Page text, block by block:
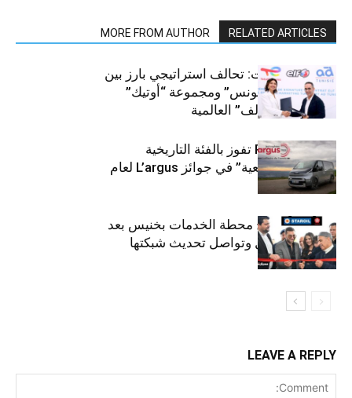
RELATED ARTICLES
MORE FROM AUTHOR
قطاع السيارات: تحالف استراتيجي بارز بين
“توتال إنرجيز تونس” ومجموعة “أوتيك”
لتوزيع زيوت “إلف” العالمية
كيا PV5 Cargo تفوز بالفئة التاريخية
“للمركبات النفعية” في جوائز L’argus لعام
2026
ستارأويل تفتتح محطة الخدمات بخنيس بعد
تجديدهابالكامل وتواصل تحديث شبكتها
LEAVE A REPLY